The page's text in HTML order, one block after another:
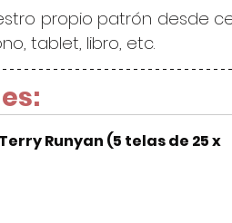
propio patrón desde
tablet, libro, etc.
Runyan (5 telas de 25 x